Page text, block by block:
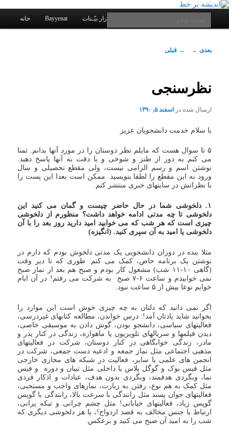
پرش
اصلی
اندیشه بر خط
یادداشتهای یک معلم در باب زندگی، اخلاق، اخبار، علم و سیاست
فهرست
خانه Bayyenat نرم افزار بیّـنات
ناوبری
→ قبلی بعدی ←
نظرسنجی
ارسال شده دراسفند ۵, ۱۳۹۰
با سلام خدمت دانشجویان عزیز
۵ تا سوال هست که مایلم نظر دوستان را در مورد آنها بدانم. تمنا
می کنم به دور از طنز و شوخی و با دقت به آنها پاسخ دهید.
نوشتن اسم و رسم الزامی نیست، ولی مقطع تحصیلی و سال
ورود به این مقطع را لطفا بنویسید. ممکن است بعدا این پست را
با نظراتش در سایتهای خبری منتشر کنم.
۱. دلخوشی شما در حال حاضر چیست و گمان می کنید این
دلخوشی تا چه مدتی ادامه خواهد داشت؟ منظورم از دلخوشی
چیزی است که هر شب که می خوابید امید دارید روز بعد را با آن
دلخوشی یا امید به آن سپری کنید. (انگیزه)
مثلا بنده در دوران دانشجویی یک مدتی دلخوش بودم که دارم در
نوشتن یک برنامه خاص، کمک می کنم. طوری که تا دیر وقت
(گاهی ۱۰-۱۱ شب) مشغول کار بودم و صبح هم بعد از نماز صبح
نمی خوابیدم و ساعت ۶-۷ صبح به شرکت می رفتم! در آن ایام
خوابم نوعا بیش از ۵ ساعت نبود.
اگر نمی دانید که دلتان به چه چیزی خوش است این موارد را
بخوانید شاید یادتان آمد!: درس خواندن، مطالعه کتابهای غیردرسی،
فعالیتهای سیاسی، دانشجو بودن، گوش دادن به موسیقی خاصی،
دیدن فیلمها و سریالهای تلویزیون یا ماهواره، زندگی در کنار پدر و
مادر، زندگی خوابگاهی در کنار دوستان، شرکت در فعالیتهای
مذهبی اجتماعی مثل نماز جمعه و ادعیه دست جمعی، شرکت در
انجمن های علمی یا سایر، فعالیت در شبکه های مجازی خارجی
مثل فیس بوک و گوگل پلاس یا داخلی مثل تبیان و دوره و فیس
نما، وبگردی هدفمند، وبگردی بدون هدف، عبادات و اذکار فردی
مثل کمک به هم نوع، رفتن به زیارت، نمازهای واجب و مستحبی،
فعالیتهای جوان پسند مثل رانندگی با سرعت بالا، رانندگی با گوپس
گوپس زیاد، فعالیتهای خیابانی! مثل چشم چرانی و تیکه پرانی،
ارتباط با جنس مخالف به قصد ازدواج!، یا هر دلخوشی دیگری که
شب را به امید آن صبح می کنید و برعکس.